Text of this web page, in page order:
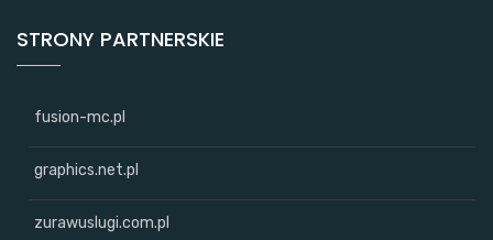
STRONY PARTNERSKIE
fusion-mc.pl
graphics.net.pl
zurawuslugi.com.pl